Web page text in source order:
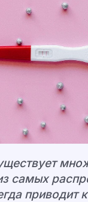
самых
приводит к